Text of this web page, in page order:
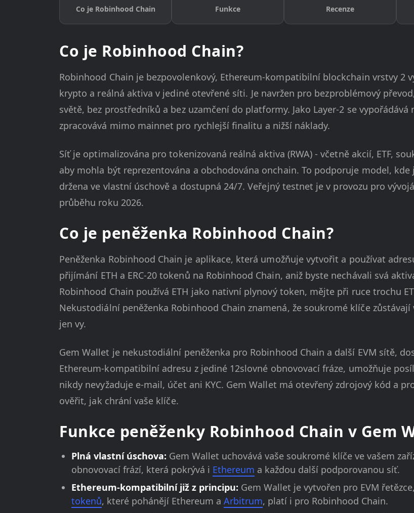
Co je Robinhood Chain Funkce Recenze
Co je Robinhood Chain?
Robinhood Chain je bezpovolenkový, Ethereum-kompatibilní blockchain vrstvy
krypto a reálná aktiva v jediné otevřené síti. Je navržen pro bezproblémový
světě, bez prostředníků a bez uzamčení do platformy. Jako Layer-2 se
zpracovává mimo mainnet pro rychlejší finalitu a nižší náklady.
Síť je optimalizována pro tokenizovaná reálná aktiva (RWA) - včetně akcií, ETF,
aby mohla být reprezentována a obchodována onchain. To podporuje model,
držena ve vlastní úschově a dostupná 24/7. Veřejný testnet je v provozu pro
průběhu roku 2026.
Co je peněženka Robinhood Chain?
Peněženka Robinhood Chain je aplikace, která umožňuje vytvořit a používat
přijímání ETH a ERC-20 tokenů na Robinhood Chain, aniž byste nechávali svá
Robinhood Chain používá ETH jako nativní plynový token, mějte při ruce trochu
Nekustodiální peněženka Robinhood Chain znamená, že soukromé klíče
jen vy.
Gem Wallet je nekustodiální peněženka pro Robinhood Chain a další EVM sítě,
Ethereum-kompatibilní adresu z jediné 12slovné obnovovací fráze, umožňuje
nikdy nevyžaduje e-mail, účet ani KYC. Gem Wallet má otevřený zdrojový kód a
ověřit, jak chrání vaše klíče.
Funkce peněženky Robinhood Chain v Gem
Plná vlastní úschova: Gem Wallet uchovává vaše soukromé klíče ve vašem
obnovovací frází, která pokrývá i Ethereum a každou další podporovanou síť.
Ethereum-kompatibilní již z principu: Gem Wallet je vytvořen pro EVM
tokenů, které pohánějí Ethereum a Arbitrum, platí i pro Robinhood Chain.